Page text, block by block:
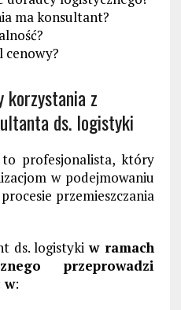
ma konsultant?
cenowy?
korzystania z
ds. logistyki
profesjonalista, który
w podejmowaniu
przemieszczania
ds. logistykiw ramach
przeprowadzi
w: